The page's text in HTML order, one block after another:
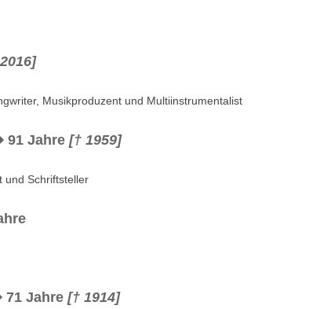
Musikproduzent und Multiinstrumentalist
91 Jahre [† 1959]
und Schriftsteller
71 Jahre [† 1914]